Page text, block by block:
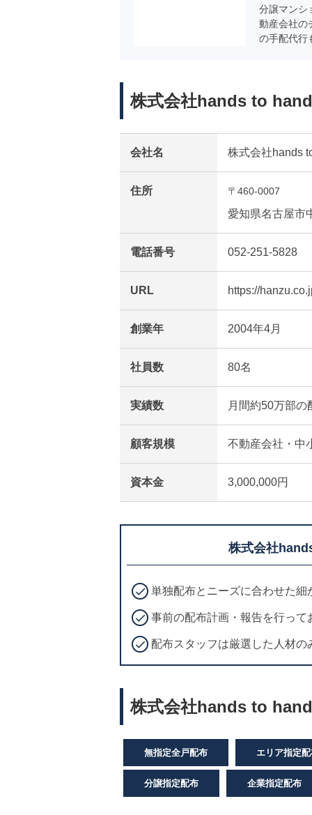
分譲マンシ
動産会社の
の手配代行
株式会社hands to
会社名 株式会社hands
住所 〒460-0007
愛知県名古屋市
電話番号 052-251-5828
URL https://
創業年 2004年4月
社員数 80名
実績数 月間約50万部の
顧客規模 不動産会社・中
資本金 3,000,000円
株式会社
単独配布とニーズに合わせた
事前の配布計画・報告を行っ
配布スタッフは厳選した人材
株式会社hands to
無指定全戸配布 エリア指定
分譲指定配布 企業指定配布